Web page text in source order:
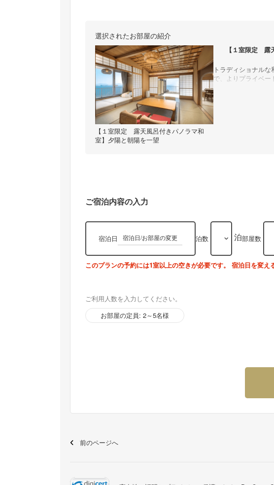
選択されたお部屋の紹介
【１室限定 露天風呂付きパノラマ和
室】夕陽と朝陽を一望
【１室限定 露
トラディショナル
で、よりプライベー
ご宿泊内容の入力
宿泊日 宿泊日/お部屋の変更 泊数 泊部屋数
このプランの予約には1室以上の空きが必要です。 宿泊日を変
ご利用人数を入力してください。
お部屋の定員: 2～5名様
前のページへ